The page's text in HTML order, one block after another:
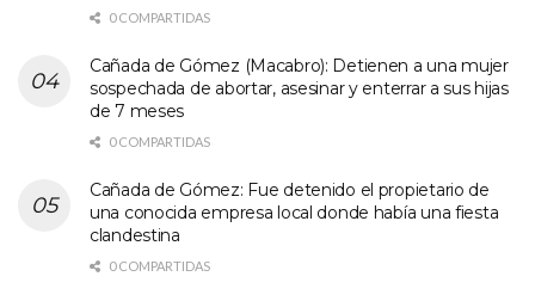
0 COMPARTIDAS
Cañada de Gómez (Macabro): Detienen a una mujer
sospechada de abortar, asesinar y enterrar a sus hijas
de 7 meses
0 COMPARTIDAS
Cañada de Gómez: Fue detenido el propietario de
una conocida empresa local donde había una fiesta
clandestina
0 COMPARTIDAS